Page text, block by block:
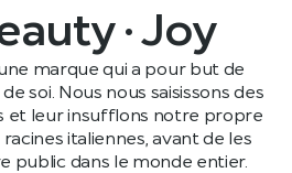
· Joy
marque qui a pour but de
soi. Nous nous saisissons des
et leur insufflons notre propre
italiennes, avant de les
public dans le monde entier.